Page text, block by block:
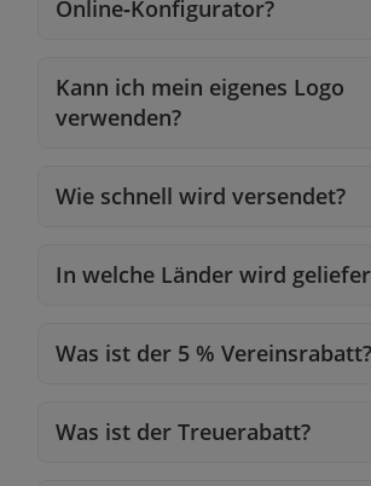
Online‑Konfigurator?
Kann ich mein eigenes Logo
verwenden?
Wie schnell wird versendet?
In welche Länder wird
Was ist der 5 % Vereinsrabatt?
Was ist der Treuerabatt?